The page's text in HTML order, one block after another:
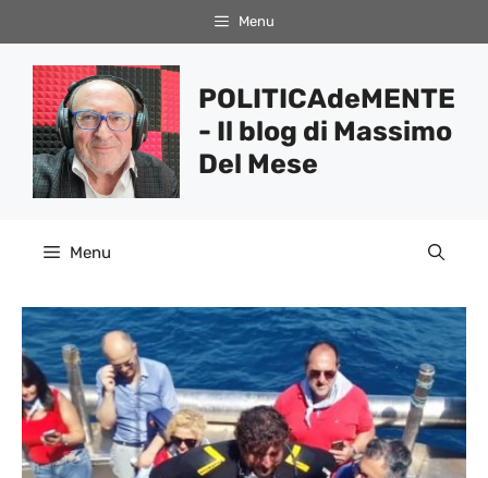
al
contenuto
Menu
POLITICAdeMENTE
- Il blog di Massimo
Del Mese
Menu